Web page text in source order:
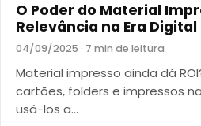
O Poder do Material
Relevância na Era Digital
04/09/2025 · 7 min de leitura
Material impresso ainda dá
cartões, folders e impressos
usá-los a…